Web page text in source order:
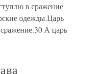
в сражение
одежды.Царь
А царь